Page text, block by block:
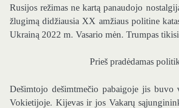
Rusijos režimas ne kartą panaudojo
žlugimą didžiausia XX amžiaus politine
Ukrainą 2022 m. Vasario mėn. Trumpas
Prieš pradėdamas
Dešimtojo dešimtmečio pabaigoje jis
Vokietijoje. Kijevas ir jos Vakarų